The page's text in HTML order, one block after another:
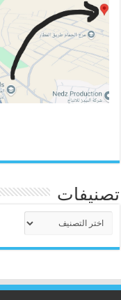
تصنيفات
تصنيفات